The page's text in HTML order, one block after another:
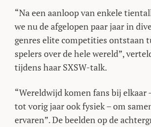
“Na een aanloop van enkele
we nu de afgelopen paar jaar in
genres elite competities ontstaan
spelers over de hele wereld”,
tijdens haar SXSW-talk.
“Wereldwijd komen fans bij elkaar
tot vorig jaar ook fysiek – om
ervaren”. De beelden op de